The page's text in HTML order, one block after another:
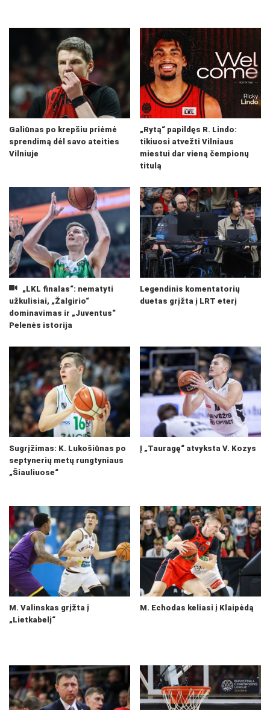
Galiūnas po krepšiu priėmė
sprendimą dėl savo ateities
Vilniuje
„Rytą“ papildęs R. Lindo:
tikiuosi atvežti Vilniaus
miestui dar vieną čempionų
titulą
„LKL finalas“: nematyti
užkulisiai, „Žalgirio“
dominavimas ir „Juventus“
Pelenės istorija
Legendinis komentatorių
duetas grįžta į LRT eterį
Sugrįžimas: K. Lukošiūnas po
septynerių metų rungtyniaus
„Šiauliuose“
Į „Tauragę“ atvyksta V. Kozys
M. Valinskas grįžta į
„Lietkabelį“
M. Echodas keliasi į Klaipėdą